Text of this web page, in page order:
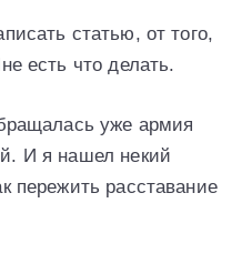
статью, от того,
есть что делать.
уже армия
И я нашел некий
пережить расставание